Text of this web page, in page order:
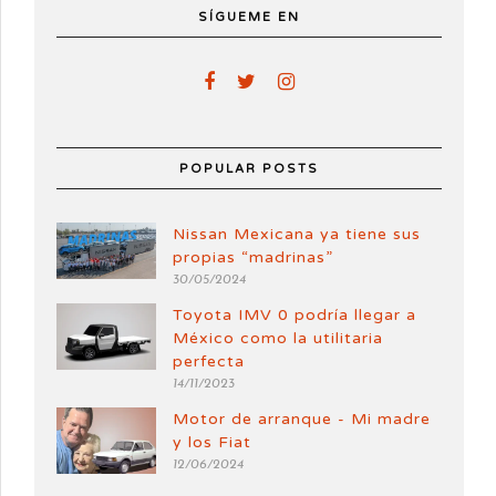
SÍGUEME EN
POPULAR POSTS
Nissan Mexicana ya tiene sus
propias “madrinas”
30/05/2024
Toyota IMV 0 podría llegar a
México como la utilitaria
perfecta
14/11/2023
Motor de arranque - Mi madre
y los Fiat
12/06/2024